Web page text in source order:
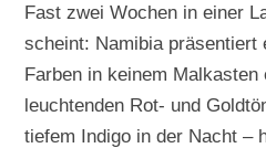
Fast zwei Wochen in einer
scheint: Namibia präsentiert
Farben in keinem Malkasten
leuchtenden Rot- und
tiefem Indigo in der Nacht –